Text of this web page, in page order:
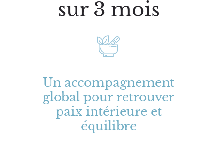
sur 3 mois
Un accompagnement
global pour retrouver
paix intérieure et
équilibre